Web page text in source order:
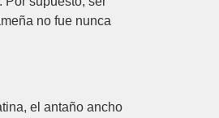
no fue nunca
el antaño ancho